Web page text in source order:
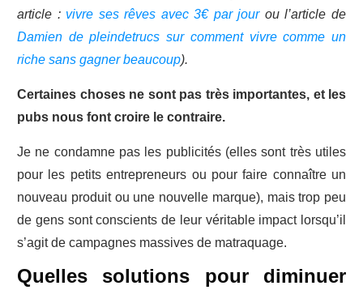
article : vivre ses rêves avec 3€ par jourou l’article de
Damien de pleindetrucs sur comment vivre comme un
riche sans gagner beaucoup).
Certaines choses ne sont pas très importantes, et les
pubs nous font croire le contraire.
Je ne condamne pas les publicités (elles sont très utiles
pour les petits entrepreneurs ou pour faire connaître un
nouveau produit ou une nouvelle marque), mais trop peu
de gens sont conscients de leur véritable impact lorsqu’il
s’agit de campagnes massives de matraquage.
Quelles solutions pour diminuer